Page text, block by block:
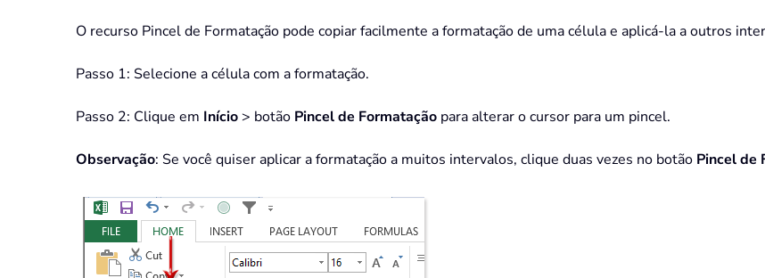
O recurso Pincel de Formatação pode copiar facilmente a formatação de uma célula e aplicá-la a outros
Passo 1: Selecione a célula com a formatação.
Passo 2: Clique em Início > botão Pincel de Formatação para alterar o cursor para um pincel.
Observação: Se você quiser aplicar a formatação a muitos intervalos, clique duas vezes no botão Pincel de